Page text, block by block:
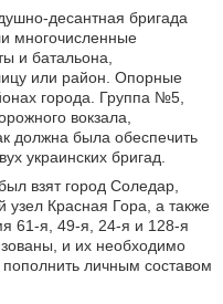
​десантная бригада
многочисленные
и батальона,
или район. Опорные
города. Группа №5,
вокзала,
должна была обеспечить
украинских бригад.
взят город Соледар,
Красная Гора, а также
61-я, 49-я, 24-я и 128-я
и их необходимо
пополнить личным составом